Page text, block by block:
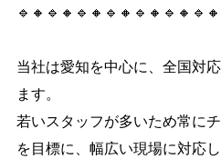
当社は愛知を中心に、全国対
ます。
若いスタッフが多いため常に
を目標に、幅広い現場に対応し